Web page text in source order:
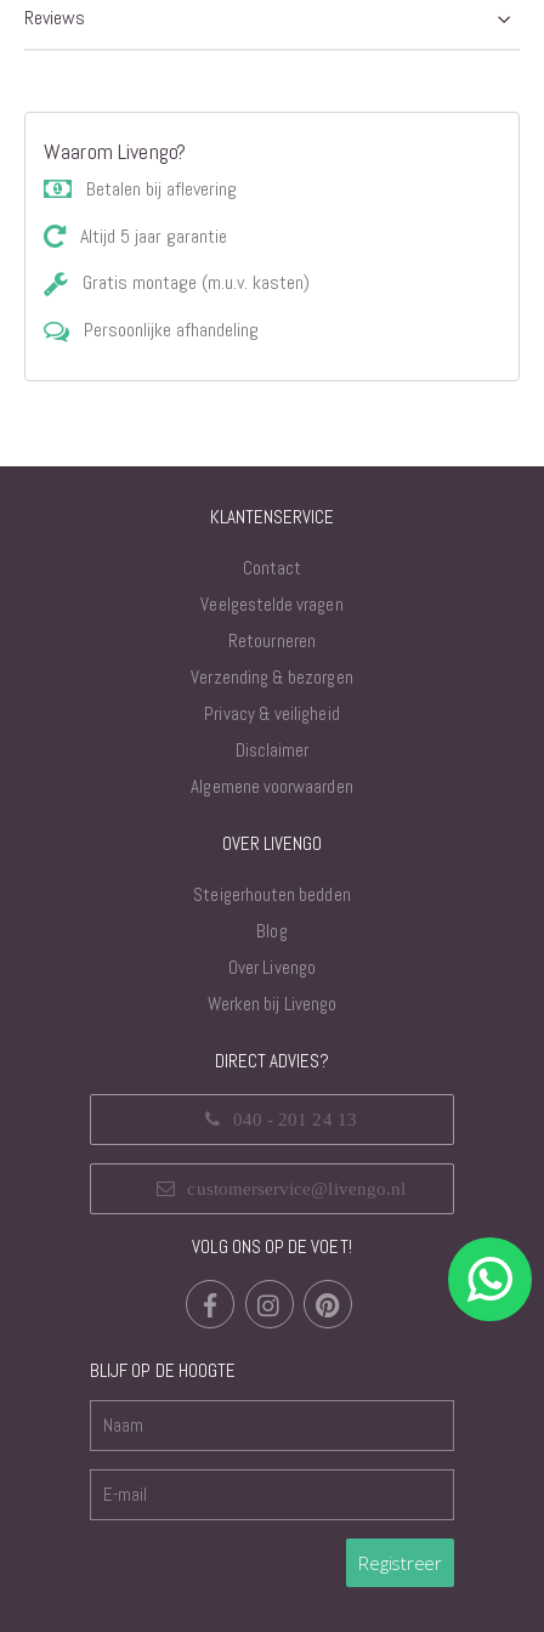
Reviews
Waarom Livengo?
Betalen bij aflevering
Altijd 5 jaar garantie
Gratis montage (m.u.v. kasten)
Persoonlijke afhandeling
KLANTENSERVICE
Contact
Veelgestelde vragen
Retourneren
Verzending & bezorgen
Privacy & veiligheid
Disclaimer
Algemene voorwaarden
OVER LIVENGO
Steigerhouten bedden
Blog
Over Livengo
Werken bij Livengo
DIRECT ADVIES?
040 - 201 24 13
customerservice@livengo.nl
VOLG ONS OP DE VOET!
BLIJF OP DE HOOGTE
Registreer